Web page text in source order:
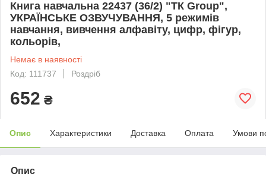
Книга навчальна 22437 (36/2) "ТК Group",
УКРАЇНСЬКЕ ОЗВУЧУВАННЯ, 5 режимів
навчання, вивчення алфавіту, цифр, фігур,
кольорів,
Немає в наявності
Код: 111737
Роздріб
652 ₴
Опис Характеристики Доставка Оплата Умови
Опис